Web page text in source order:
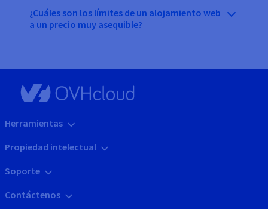
¿Cuáles son los límites de un alojamiento web
a un precio muy asequible?
Herramientas
Propiedad intelectual
Soporte
Contáctenos